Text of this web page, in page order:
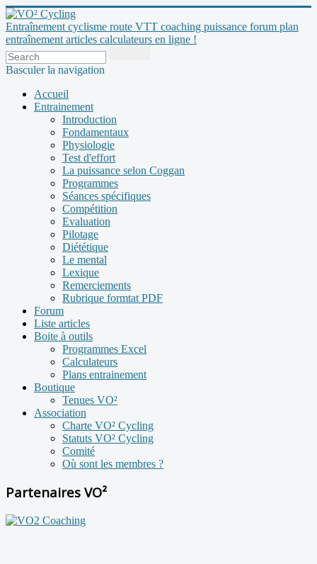
Entraînement cyclisme route VTT coaching puissance forum plan
entraînement articles calculateurs en ligne !
Basculer la navigation
Accueil
Entrainement
Introduction
Fondamentaux
Physiologie
Test d'effort
La puissance selon Coggan
Programmes
Séances spécifiques
Compétition
Evaluation
Pilotage
Diététique
Le mental
Lexique
Remerciements
Rubrique formtat PDF
Forum
Liste articles
Boite à outils
Programmes Excel
Calculateurs
Plans entrainement
Boutique
Tenues VO²
Association
Charte VO² Cycling
Statuts VO² Cycling
Comité
Où sont les membres ?
Partenaires VO²